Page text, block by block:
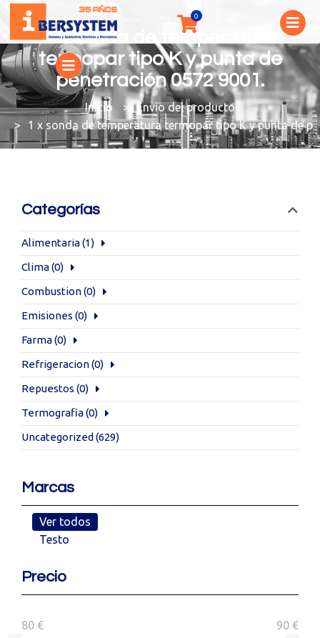
1 x sonda de temperatura
termopar tipo K y punta de
penetración 0572 9001.
You are here:
Envío del producto
1 x sonda de temperatura termopar tipo K y punta de
Categorías
Alimentaria(1)
Clima(0)
Combustion(0)
Emisiones (0)
Farma(0)
Refrigeracion(0)
Repuestos (0)
Termografia(0)
Uncategorized (629)
Marcas
Ver todos
Testo
Precio
80 € 90 €